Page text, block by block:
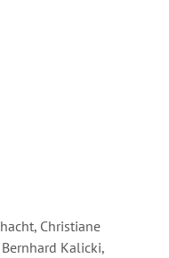
Christiane
Kalicki,